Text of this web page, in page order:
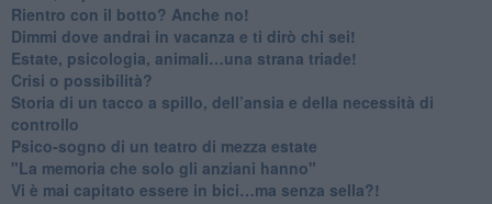
​Rientro con il botto? Anche no!
Dimmi dove andrai in vacanza e ti dirò chi sei!
​Estate, psicologia, animali…una strana triade!
​Crisi o possibilità?
​Storia di un tacco a spillo, dell’ansia e della necessità di
controllo
​Psico-sogno di un teatro di mezza estate
"La memoria che solo gli anziani hanno"
​Vi è mai capitato essere in bici…ma senza sella?!